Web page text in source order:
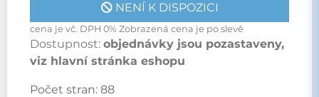
NENÍ K DISPOZICI
cena je vč. DPH 0% Zobrazená cena je po slevě
Dostupnost: objednávky jsou pozastaveny,
viz hlavní stránka eshopu
Počet stran: 88